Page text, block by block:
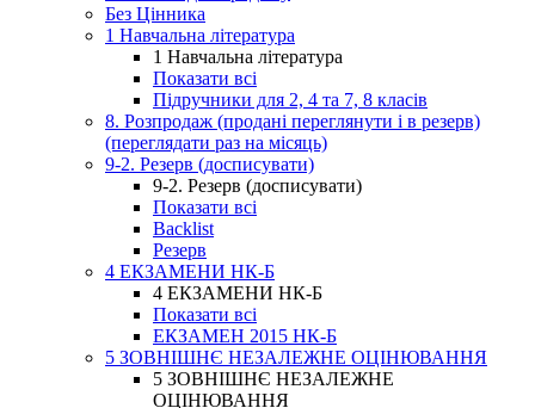
Без Цінника
1 Навчальна література
1 Навчальна література
Показати всі
Підручники для 2, 4 та 7, 8 класів
8. Розпродаж (продані переглянути і в резерв)
(переглядати раз на місяць)
9-2. Резерв (досписувати)
9-2. Резерв (досписувати)
Показати всі
Backlist
Резерв
4 ЕКЗАМЕНИ НК-Б
4 ЕКЗАМЕНИ НК-Б
Показати всі
ЕКЗАМЕН 2015 НК-Б
5 ЗОВНІШНЄ НЕЗАЛЕЖНЕ ОЦІНЮВАННЯ
5 ЗОВНІШНЄ НЕЗАЛЕЖНЕ
ОЦІНЮВАННЯ